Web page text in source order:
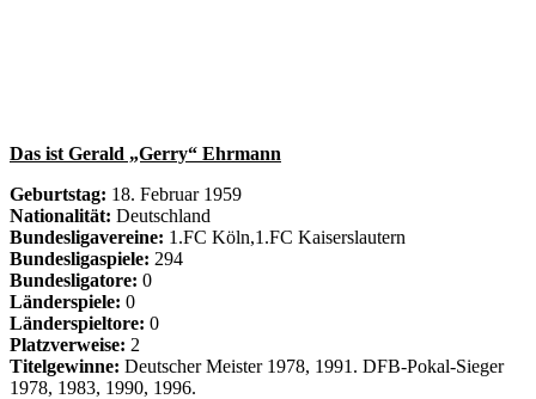
Das ist Gerald „Gerry“ Ehrmann
Geburtstag: 18. Februar 1959
Nationalität: Deutschland
Bundesligavereine: 1.FC Köln,1.FC Kaiserslautern
Bundesligaspiele: 294
Bundesligatore: 0
Länderspiele: 0
Länderspieltore: 0
Platzverweise: 2
Titelgewinne: Deutscher Meister 1978, 1991. DFB-Pokal-Sieger
1978, 1983, 1990, 1996.